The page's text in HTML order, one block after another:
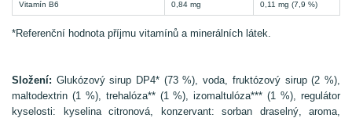
Vitamín B6 0,84 mg 0,11 mg (7,9 %)
*Referenční hodnota příjmu vitamínů a minerálních látek.
Složení: Glukózový sirup DP4* (73 %), voda, fruktózový sirup (2 %),
maltodextrin (1 %), trehalóza** (1 %), izomaltulóza*** (1 %), regulátor
kyselosti: kyselina citronová, konzervant: sorban draselný, aroma,